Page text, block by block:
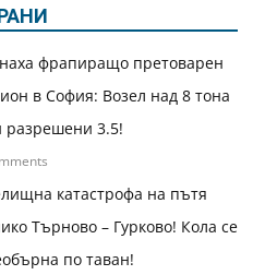
фрапиращо претоварен
в София: Возел над 8 тона
разрешени 3.5!
катастрофа на пътя
Търново – Гурково! Кола се
по таван!